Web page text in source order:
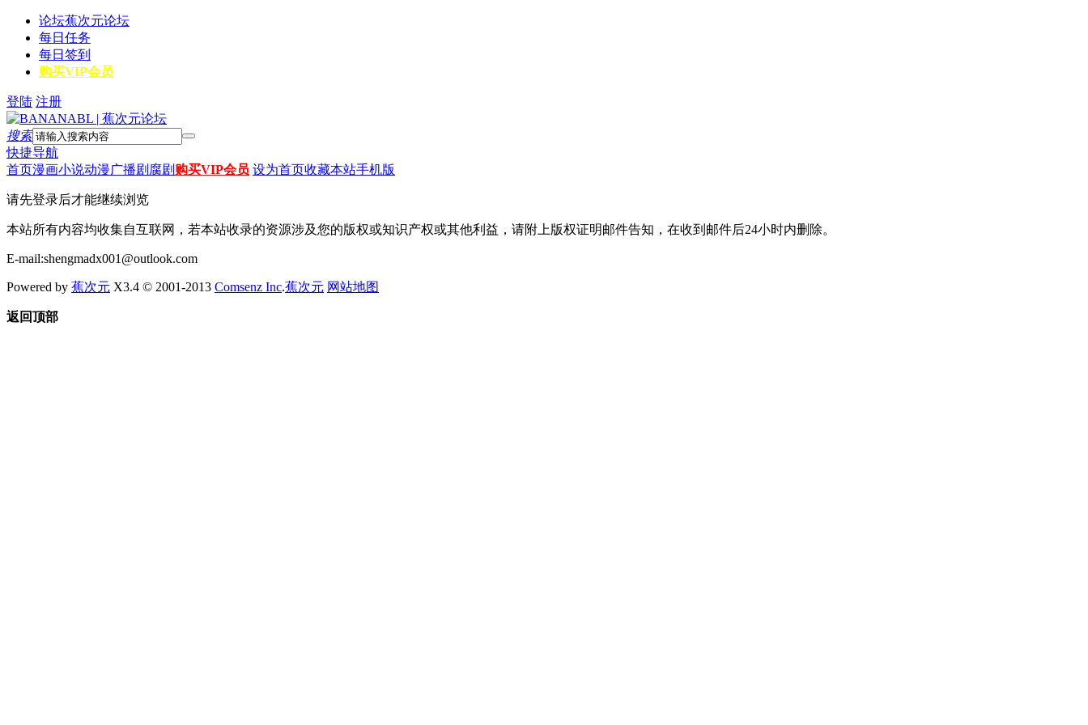
论坛蕉次元论坛
每日任务
每日签到
购买VIP会员
登陆 注册
搜索
快捷导航
首页漫画小说动漫广播剧 腐剧 购买VIP会员 设为首页收藏本站手机版
请先登录后才能继续浏览
本站所有内容均收集自互联网，若本站收录的资源涉及您的版权或知识产权或其他利益，请附上版权证明邮件告知，在收到邮件后24小时内删除。
E-mail:shengmadx001@outlook.com
Powered by 蕉次元 X3.4 © 2001-2013 Comsenz Inc.蕉次元 网站地图
返回顶部